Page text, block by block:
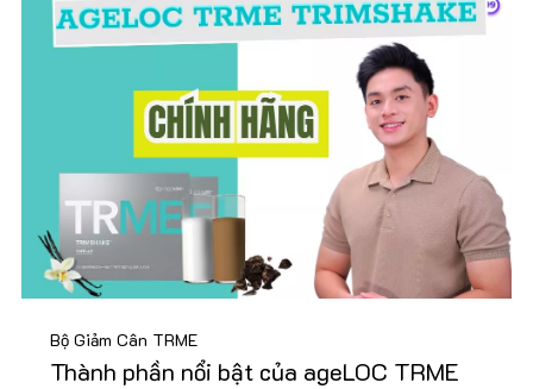
Bộ Giảm Cân TRME
Thành phần nổi bật của ageLOC TRME